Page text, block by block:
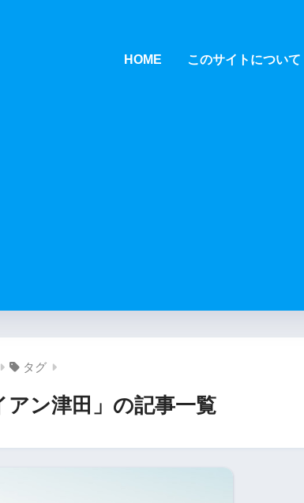
HOME このサイトについて
タグ
アン津田」の記事一覧